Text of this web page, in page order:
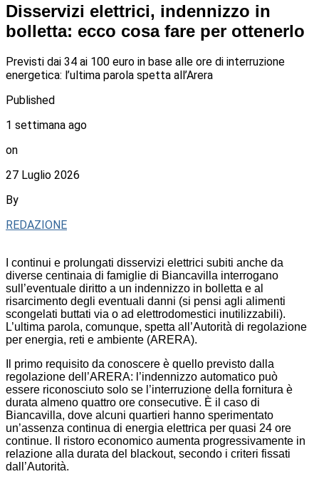
Disservizi elettrici, indennizzo in
bolletta: ecco cosa fare per ottenerlo
Previsti dai 34 ai 100 euro in base alle ore di interruzione
energetica: l’ultima parola spetta all’Arera
Published
1 settimana ago
on
27 Luglio 2026
By
REDAZIONE
I continui e prolungati disservizi elettrici subiti anche da
diverse centinaia di famiglie di Biancavilla interrogano
sull’eventuale diritto a un indennizzo in bolletta e al
risarcimento degli eventuali danni (si pensi agli alimenti
scongelati buttati via o ad elettrodomestici inutilizzabili).
L’ultima parola, comunque, spetta all’Autorità di regolazione
per energia, reti e ambiente (ARERA).
Il primo requisito da conoscere è quello previsto dalla
regolazione dell’ARERA: l’indennizzo automatico può
essere riconosciuto solo se l’interruzione della fornitura è
durata almeno quattro ore consecutive. È il caso di
Biancavilla, dove alcuni quartieri hanno sperimentato
un’assenza continua di energia elettrica per quasi 24 ore
continue. Il ristoro economico aumenta progressivamente in
relazione alla durata del blackout, secondo i criteri fissati
dall’Autorità.